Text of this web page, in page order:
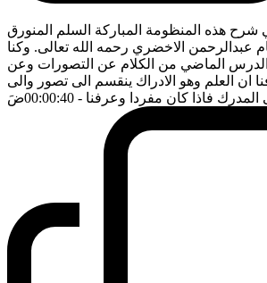
هذه المنظومة المباركة السلم المنورق
عبدالرحمن الاخضري رحمه الله تعالى. وكنا
الدرس الماضي من الكلام عن التصورات وعن
ان العلم وهو الادراك ينقسم الى تصور والى
المدرك فاذا كان مفردا وعرفنا - 00:00:40 ضَ